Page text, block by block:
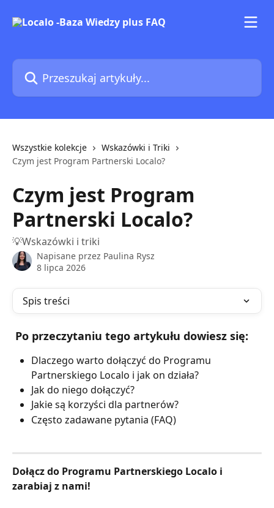
Przeszukaj artykuły...
Wszystkie kolekcje
Wskazówki i Triki
Czym jest Program Partnerski Localo?
Czym jest Program
Partnerski Localo?
💡Wskazówki i triki
Napisane przez Paulina Rysz
8 lipca 2026
Spis treści
Po przeczytaniu tego artykułu dowiesz się:
Dlaczego warto dołączyć do Programu
Partnerskiego Localo i jak on działa?
Jak do niego dołączyć?
Jakie są korzyści dla partnerów?
Często zadawane pytania (FAQ)
Dołącz do Programu Partnerskiego Localo i
zarabiaj z nami!